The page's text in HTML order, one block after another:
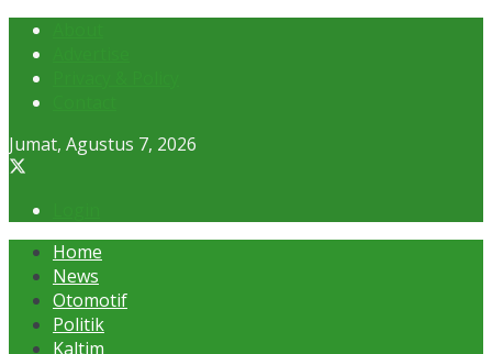
Jumat, Agustus 7, 2026
Home
News
Otomotif
Politik
Kaltim